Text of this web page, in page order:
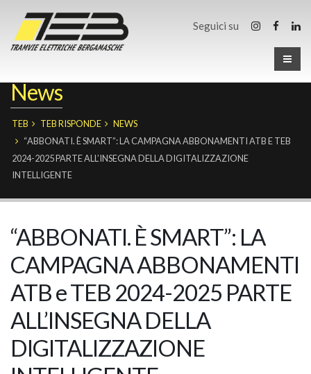
Seguici su
News
TEB TEB RISPONDE
NEWS
“ABBONATI. È SMART”: LA CAMPAGNA ABBONAMENTI ATB E TEB
2024-2025 PARTE ALL’INSEGNA DELLA DIGITALIZZAZIONE
INTELLIGENTE
“ABBONATI. È SMART”: LA
CAMPAGNA ABBONAMENTI
ATB e TEB 2024-2025 PARTE
ALL’INSEGNA DELLA
DIGITALIZZAZIONE